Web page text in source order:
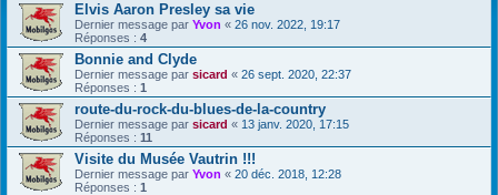
Elvis Aaron Presley sa vie
Dernier message par Yvon « 26 nov. 2022, 19:17
Réponses : 4
Bonnie and Clyde
Dernier message par sicard « 26 sept. 2020, 22:37
Réponses : 1
route-du-rock-du-blues-de-la-country
Dernier message par sicard « 13 janv. 2020, 17:15
Réponses : 11
Visite du Musée Vautrin !!!
Dernier message par Yvon « 20 déc. 2018, 12:28
Réponses : 1